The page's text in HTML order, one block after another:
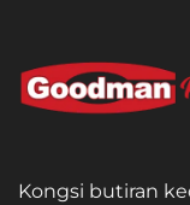
Kongsi butiran